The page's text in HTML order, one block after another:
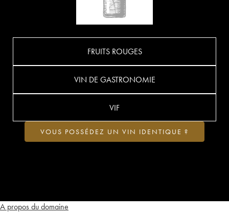
A propos du domaine
FRUITS ROUGES
VIN DE GASTRONOMIE
VIF
VOUS POSSÉDEZ UN VIN IDENTIQUE ?